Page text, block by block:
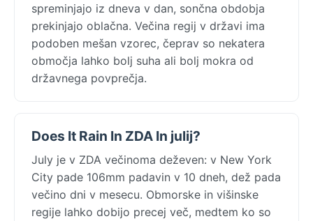
spreminjajo iz dneva v dan, sončna obdobja
prekinjajo oblačna. Večina regij v državi ima
podoben mešan vzorec, čeprav so nekatera
območja lahko bolj suha ali bolj mokra od
državnega povprečja.
Does It Rain In ZDA In julij?
July je v ZDA večinoma deževen: v New York
City pade 106mm padavin v 10 dneh, dež pada
večino dni v mesecu. Obmorske in višinske
regije lahko dobijo precej več, medtem ko so